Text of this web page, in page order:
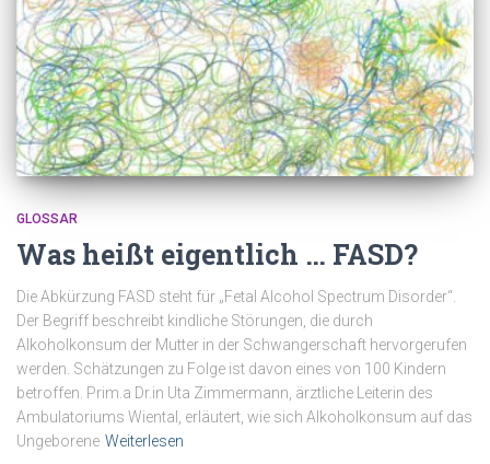
GLOSSAR
Was heißt eigentlich … FASD?
Die Abkürzung FASD steht für „Fetal Alcohol Spectrum Disorder“.
Der Begriff beschreibt kindliche Störungen, die durch
Alkoholkonsum der Mutter in der Schwangerschaft hervorgerufen
werden. Schätzungen zu Folge ist davon eines von 100 Kindern
betroffen. Prim.a Dr.in Uta Zimmermann, ärztliche Leiterin des
Ambulatoriums Wiental, erläutert, wie sich Alkoholkonsum auf das
Ungeborene Weiterlesen